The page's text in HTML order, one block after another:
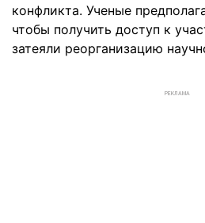
конфликта. Ученые
чтобы получить доступ к
затеяли реорганизацию
РЕКЛАМА